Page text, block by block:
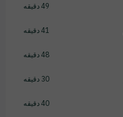
49 دقیقه
41 دقیقه
48 دقیقه
30 دقیقه
40 دقیقه